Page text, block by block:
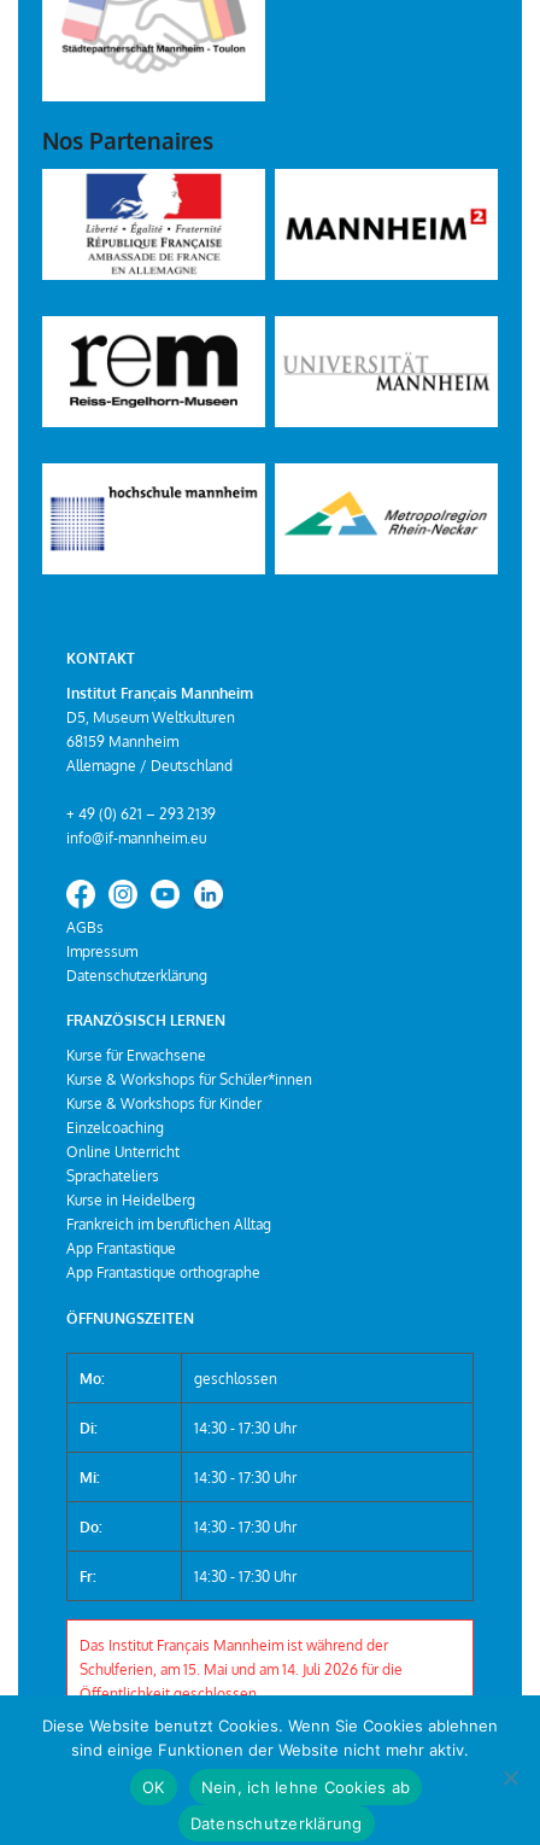
Nos Partenaires
KONTAKT
Institut Français Mannheim
D5, Museum Weltkulturen
68159 Mannheim
Allemagne / Deutschland
+ 49 (0) 621 – 293 2139
info@if-mannheim.eu
AGBs
Impressum
Datenschutzerklärung
FRANZÖSISCH LERNEN
Kurse für Erwachsene
Kurse & Workshops für Schüler*innen
Kurse & Workshops für Kinder
Einzelcoaching
Online Unterricht
Sprachateliers
Kurse in Heidelberg
Frankreich im beruflichen Alltag
App Frantastique
App Frantastique orthographe
ÖFFNUNGSZEITEN
Mo: geschlossen
Di: 14:30 - 17:30 Uhr
Mi: 14:30 - 17:30 Uhr
Do: 14:30 - 17:30 Uhr
Fr: 14:30 - 17:30 Uhr
Das Institut Français Mannheim ist während der
Schulferien, am 15. Mai und am 14. Juli 2026 für die
Öffentlichkeit geschlossen.
© 2026 Institut Français Mannheim
Diese Website benutzt Cookies. Wenn Sie Cookies ablehnen
sind einige Funktionen der Website nicht mehr aktiv.
OK
Nein, ich lehne Cookies ab
Datenschutzerklärung